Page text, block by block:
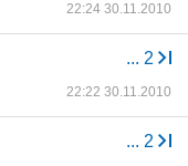
22:24 30.11.2010
... 2
22:22 30.11.2010
... 2